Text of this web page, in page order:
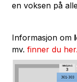
en voksen på
Informasjon om
mv. finner du her.